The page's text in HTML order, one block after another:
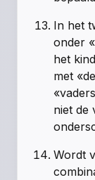
In het
onder
het
met
niet de
Wordt